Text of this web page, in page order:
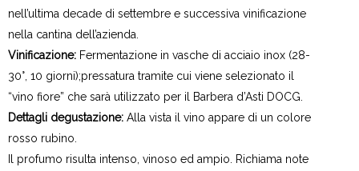
nell’ultima decade di settembre e successiva vinificazione
nella cantina dell’azienda.
Vinificazione: Fermentazione in vasche di acciaio inox (28-
30°, 10 giorni);pressatura tramite cui viene selezionato il
“vino fiore” che sarà utilizzato per il Barbera d’Asti DOCG.
Dettagli degustazione: Alla vista il vino appare di un colore
rosso rubino.
Il profumo risulta intenso, vinoso ed ampio. Richiama note